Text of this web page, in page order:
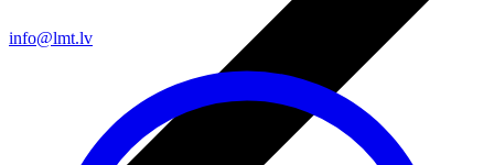
info@lmt.lv